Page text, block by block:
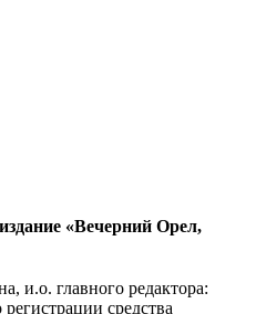
«Вечерний Орел,
и.о. главного редактора:
средства